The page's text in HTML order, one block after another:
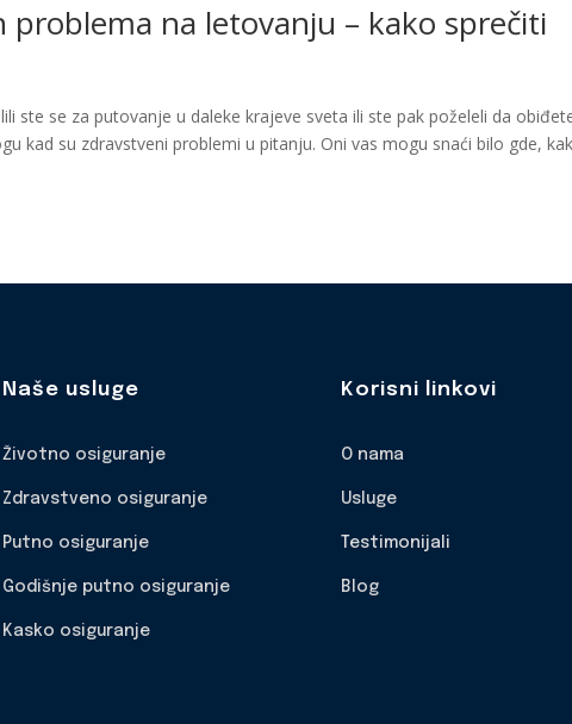
problema na letovanju – kako sprečiti
ste se za putovanje u daleke krajeve sveta ili ste pak poželeli da
kad su zdravstveni problemi u pitanju. Oni vas mogu snaći bilo gde,
Naše usluge
Životno osiguranje
Zdravstveno osiguranje
Putno osiguranje
Godišnje putno osiguranje
Kasko osiguranje
Korisni linkovi
O nama
Usluge
Testimonijali
Blog